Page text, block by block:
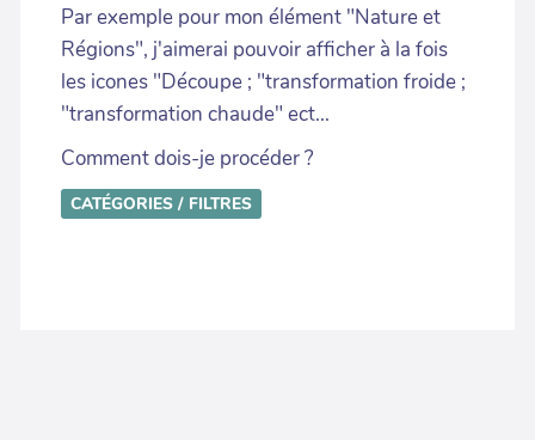
Par exemple pour mon élément "Nature et
Régions", j'aimerai pouvoir afficher à la fois
les icones "Découpe ; "transformation froide ;
"transformation chaude" ect...
Comment dois-je procéder ?
CATÉGORIES / FILTRES